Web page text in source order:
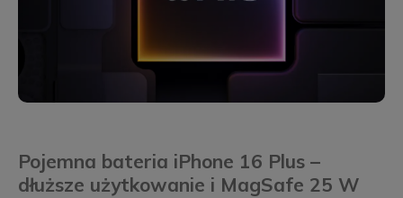
Pojemna bateria iPhone 16 Plus –
dłuższe użytkowanie i MagSafe 25 W